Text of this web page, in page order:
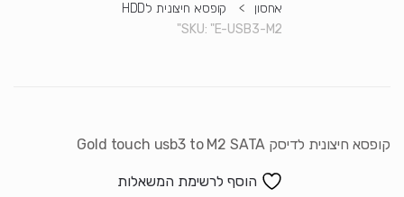
אחסון >
קופסא חיצונית לHDD
SKU: "E-USB3-M2"
קופסא חיצונית לדיסק Gold touch usb3 to M2 SATA
הוסף לרשימת המשאלות